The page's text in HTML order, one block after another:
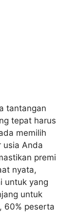
tantangan
tepat harus
memilih
usia Anda
premi
nyata,
untuk yang
untuk
60% peserta